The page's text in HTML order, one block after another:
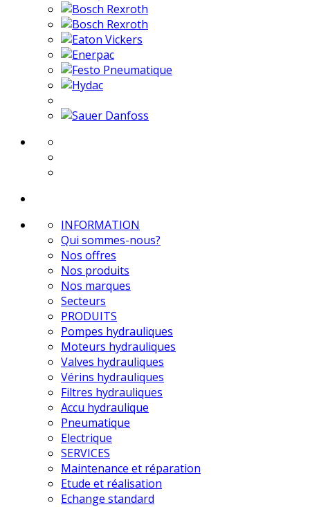
INFORMATION
Qui sommes-nous?
Nos offres
Nos produits
Nos marques
Secteurs
PRODUITS
Pompes hydrauliques
Moteurs hydrauliques
Valves hydrauliques
Vérins hydrauliques
Filtres hydrauliques
Accu hydraulique
Pneumatique
Electrique
SERVICES
Maintenance et réparation
Etude et réalisation
Echange standard